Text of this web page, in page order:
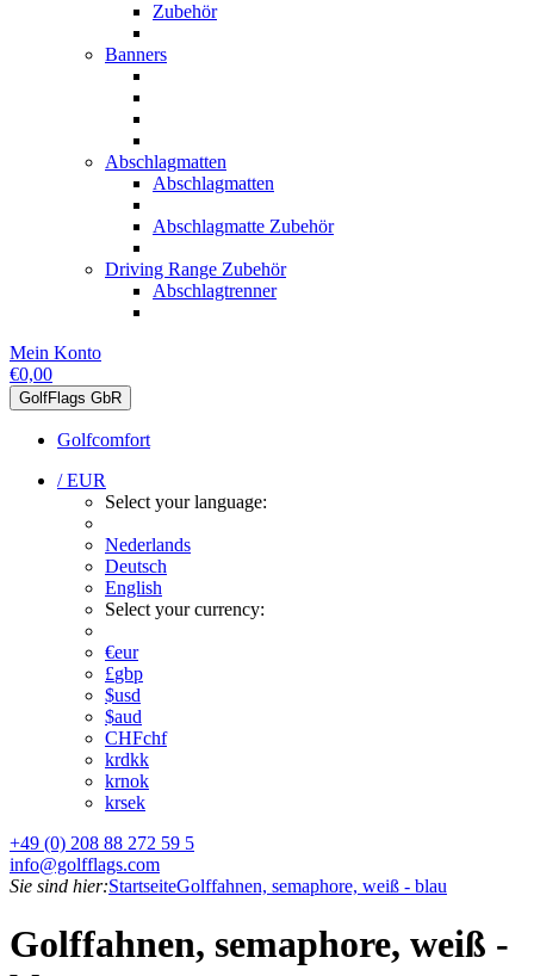
Zubehör
Banners
Abschlagmatten
Abschlagmatten
Abschlagmatte Zubehör
Driving Range Zubehör
Abschlagtrenner
Mein Konto
€0,00
GolfFlags GbR
Golfcomfort
/ EUR
Select your language:
Nederlands
Deutsch
English
Select your currency:
€eur
£gbp
$usd
$aud
CHFchf
krdkk
krnok
krsek
+49 (0) 208 88 272 59 5
info@golfflags.com
Sie sind hier:StartseiteGolffahnen, semaphore, weiß - blau
Golffahnen, semaphore, weiß -